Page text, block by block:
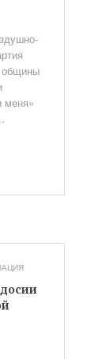
общины
меня»